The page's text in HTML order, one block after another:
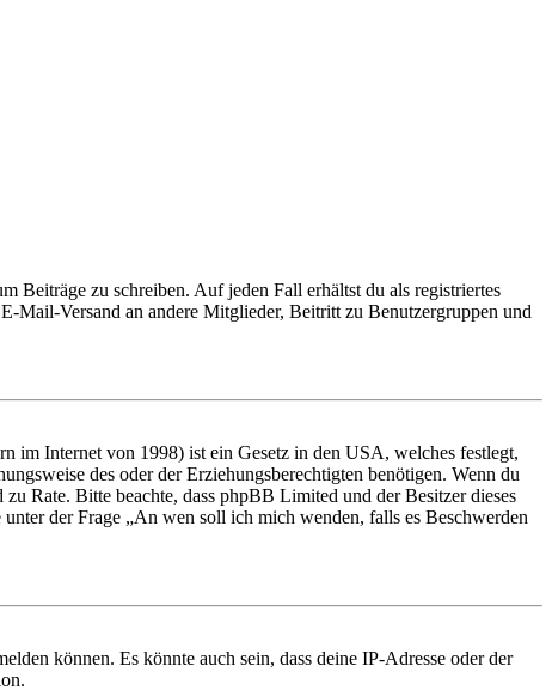
Beiträge zu schreiben. Auf jeden Fall erhältst du als registriertes
Mail-Versand an andere Mitglieder, Beitritt zu Benutzergruppen und
im Internet von 1998) ist ein Gesetz in den USA, welches festlegt,
des oder der Erziehungsberechtigten benötigen. Wenn du
Rate. Bitte beachte, dass phpBB Limited und der Besitzer dieses
der Frage „An wen soll ich mich wenden, falls es Beschwerden
können. Es könnte auch sein, dass deine IP-Adresse oder der